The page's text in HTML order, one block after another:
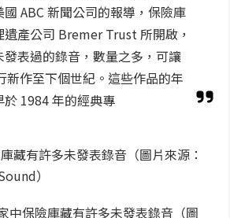
ABC 新聞公司的報導，保險庫
遺產公司 Bremer Trust 所開啟，
發表過的錄音，數量之多，可讓
新作至下個世紀。這些作品的年
1984 年的經典專
中保險庫藏有許多未發表錄音（圖